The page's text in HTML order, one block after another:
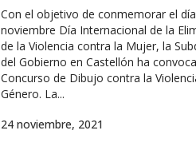
Con el objetivo de conmemorar el
noviembre Día Internacional de la
de la Violencia contra la Mujer, la
del Gobierno en Castellón ha
Concurso de Dibujo contra la
Género. La...
24 noviembre, 2021